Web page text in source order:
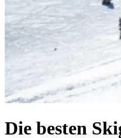
Die besten